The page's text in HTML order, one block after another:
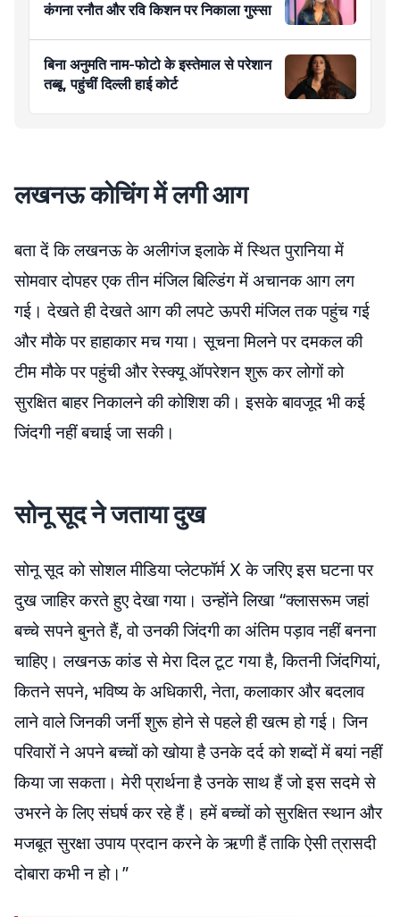
कंगना रनौत और रवि किशन पर निकाला गुस्सा
बिना अनुमति नाम-फोटो के इस्तेमाल से परेशान
तब्बू, पहुंचीं दिल्ली हाई कोर्ट
लखनऊ कोचिंग में लगी आग
बता दें कि लखनऊ के अलीगंज इलाके में स्थित पुरानिया में
सोमवार दोपहर एक तीन मंजिल बिल्डिंग में अचानक आग लग
गई। देखते ही देखते आग की लपटे ऊपरी मंजिल तक पहुंच गई
और मौके पर हाहाकार मच गया। सूचना मिलने पर दमकल की
टीम मौके पर पहुंची और रेस्क्यू ऑपरेशन शुरू कर लोगों को
सुरक्षित बाहर निकालने की कोशिश की। इसके बावजूद भी कई
जिंदगी नहीं बचाई जा सकी।
सोनू सूद ने जताया दुख
सोनू सूद को सोशल मीडिया प्लेटफॉर्म X के जरिए इस घटना पर
दुख जाहिर करते हुए देखा गया। उन्होंने लिखा “क्लासरूम जहां
बच्चे सपने बुनते हैं, वो उनकी जिंदगी का अंतिम पड़ाव नहीं बनना
चाहिए। लखनऊ कांड से मेरा दिल टूट गया है, कितनी जिंदगियां,
कितने सपने, भविष्य के अधिकारी, नेता, कलाकार और बदलाव
लाने वाले जिनकी जर्नी शुरू होने से पहले ही खत्म हो गई। जिन
परिवारों ने अपने बच्चों को खोया है उनके दर्द को शब्दों में बयां नहीं
किया जा सकता। मेरी प्रार्थना है उनके साथ हैं जो इस सदमे से
उभरने के लिए संघर्ष कर रहे हैं। हमें बच्चों को सुरक्षित स्थान और
मजबूत सुरक्षा उपाय प्रदान करने के ऋणी हैं ताकि ऐसी त्रासदी
दोबारा कभी न हो।”